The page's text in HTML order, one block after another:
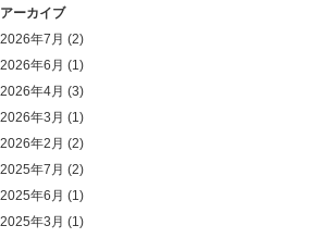
アーカイブ
2026年7月 (2)
2026年6月 (1)
2026年4月 (3)
2026年3月 (1)
2026年2月 (2)
2025年7月 (2)
2025年6月 (1)
2025年3月 (1)